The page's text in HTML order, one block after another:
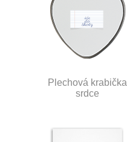
Plechová krabička
srdce